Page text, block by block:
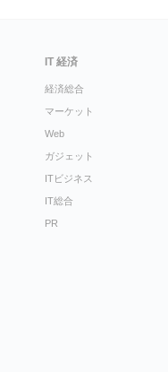
IT 経済
経済総合
マーケット
Web
ガジェット
ITビジネス
IT総合
PR